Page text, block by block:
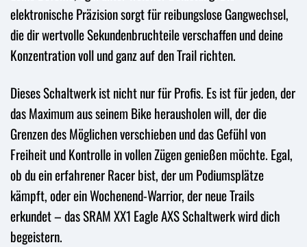
elektronische Präzision sorgt für reibungslose Gangwechsel,
die dir wertvolle Sekundenbruchteile verschaffen und deine
Konzentration voll und ganz auf den Trail richten.
Dieses Schaltwerk ist nicht nur für Profis. Es ist für jeden, der
das Maximum aus seinem Bike herausholen will, der die
Grenzen des Möglichen verschieben und das Gefühl von
Freiheit und Kontrolle in vollen Zügen genießen möchte. Egal,
ob du ein erfahrener Racer bist, der um Podiumsplätze
kämpft, oder ein Wochenend-Warrior, der neue Trails
erkundet – das SRAM XX1 Eagle AXS Schaltwerk wird dich
begeistern.